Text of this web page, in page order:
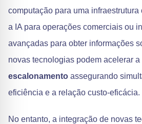
computação para uma
a IA para operações comerciais ou
avançadas para obter informações
novas tecnologias podem acelerar a
escalonamento assegurando
eficiência e a relação custo-eficácia.
No entanto, a integração de novas